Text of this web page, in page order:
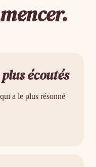
écoutés
a le plus résonné